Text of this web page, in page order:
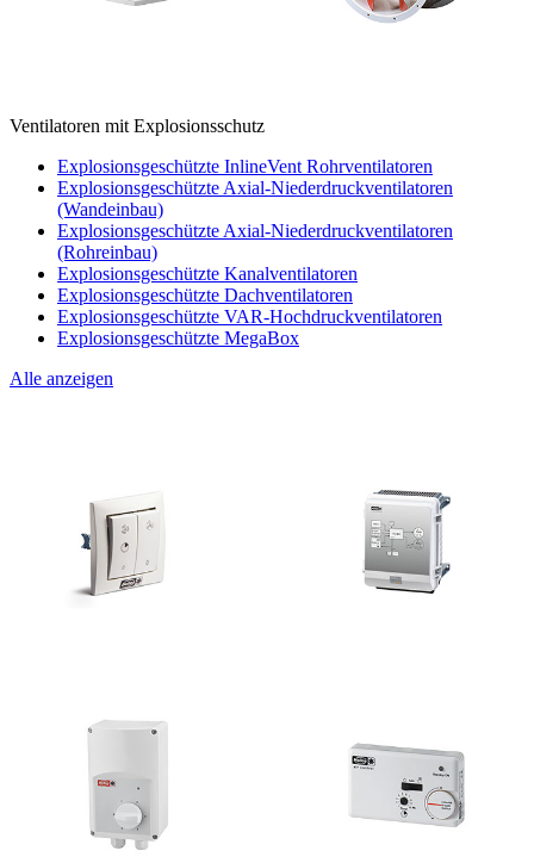
Ventilatoren mit Explosionsschutz
Explosionsgeschützte InlineVent Rohrventilatoren
Explosionsgeschützte Axial-Niederdruckventilatoren
(Wandeinbau)
Explosionsgeschützte Axial-Niederdruckventilatoren
(Rohreinbau)
Explosionsgeschützte Kanalventilatoren
Explosionsgeschützte Dachventilatoren
Explosionsgeschützte VAR-Hochdruckventilatoren
Explosionsgeschützte MegaBox
Alle anzeigen